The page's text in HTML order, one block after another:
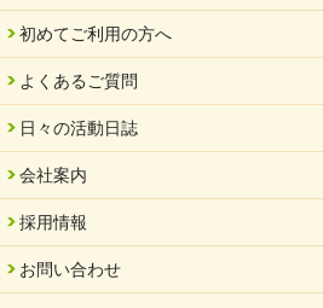
初めてご利用の方へ
よくあるご質問
日々の活動日誌
会社案内
採用情報
お問い合わせ